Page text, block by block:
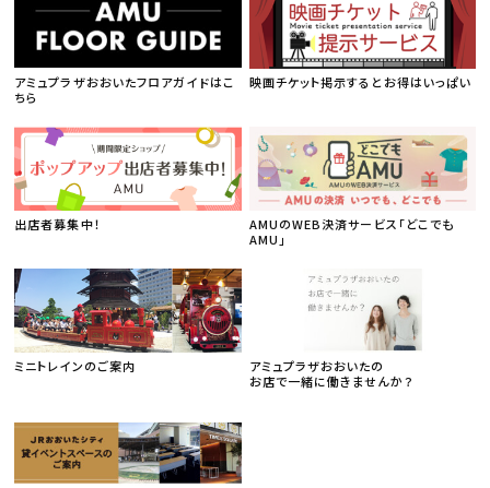
アミュプラザおおいたフロアガイドはこ
ちら
映画チケット掲示するとお得はいっぱい
出店者募集中！
AMUのWEB決済サービス「どこでも
AMU」
ミニトレインのご案内
アミュプラザおおいたの
お店で一緒に働きませんか？